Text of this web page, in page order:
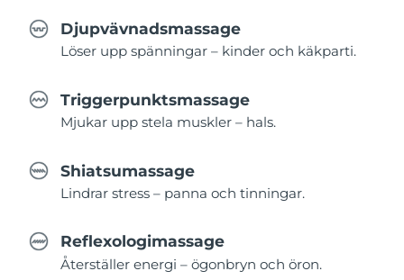
Djupvävnadsmassage
Löser upp spänningar – kinder och käkparti.
Triggerpunktsmassage
Mjukar upp stela muskler – hals.
Shiatsumassage
Lindrar stress – panna och tinningar.
Reflexologimassage
Återställer energi – ögonbryn och öron.